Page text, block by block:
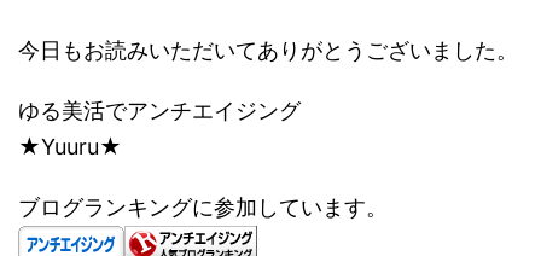
今日もお読みいただいてありがとうございました。
ゆる美活でアンチエイジング
★Yuuru★
ブログランキングに参加しています。